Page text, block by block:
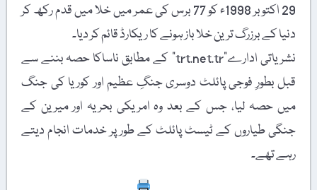
29 اکتوبر 1998ء کو 77 برس کی عمر میں خلا میں قدم رکھ کر
دنیا کے برزرگ ترین خلا باز ہونے کا ریکارڈ قائم کر دیا۔
نشریاتی ادارے”trt.net.tr” کے مطابق ناساکا حصہ بننے سے
قبل بطورِ فوجی پائلٹ دوسری جنگِ عظیم اور کوریا کی جنگ
میں حصہ لیا، جس کے بعد وہ امریکی بحریہ اور میرین کے
جنگی طیاروں کے ٹیسٹ پائلٹ کے طور پر خدمات انجام دیتے
رہے تھے۔